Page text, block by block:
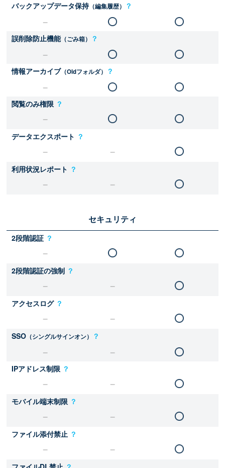
バックアップデータ保持（編集履歴） ？
誤削除防止機能（ごみ箱） ？
情報アーカイブ（Oldフォルダ） ？
閲覧のみ権限 ？
データエクスポート ？
利用状況レポート ？
セキュリティ
2段階認証 ？
2段階認証の強制 ？
アクセスログ ？
SSO （シングルサインオン） ？
IPアドレス制限 ？
モバイル端末制限 ？
ファイル添付禁止 ？